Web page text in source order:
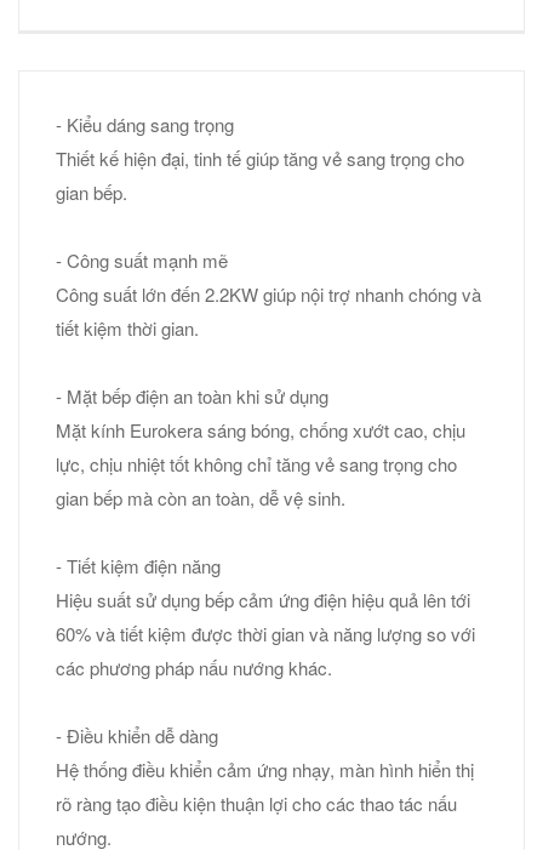
- Kiểu dáng sang trọng
Thiết kế hiện đại, tinh tế giúp tăng vẻ sang trọng cho
gian bếp.
- Công suất mạnh mẽ
Công suất lớn đến 2.2KW giúp nội trợ nhanh chóng và
tiết kiệm thời gian.
- Mặt bếp điện an toàn khi sử dụng
Mặt kính Eurokera sáng bóng, chống xướt cao, chịu
lực, chịu nhiệt tốt không chỉ tăng vẻ sang trọng cho
gian bếp mà còn an toàn, dễ vệ sinh.
- Tiết kiệm điện năng
Hiệu suất sử dụng bếp cảm ứng điện hiệu quả lên tới
60% và tiết kiệm được thời gian và năng lượng so với
các phương pháp nấu nướng khác.
- Điều khiển dễ dàng
Hệ thống điều khiển cảm ứng nhạy, màn hình hiển thị
rõ ràng tạo điều kiện thuận lợi cho các thao tác nấu
nướng.